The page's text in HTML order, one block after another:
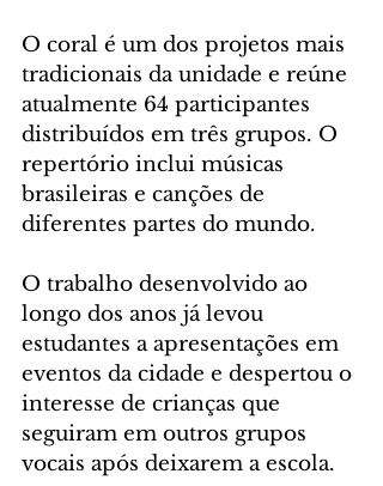
O coral é um dos projetos mais
tradicionais da unidade e reúne
atualmente 64 participantes
distribuídos em três grupos. O
repertório inclui músicas
brasileiras e canções de
diferentes partes do mundo.
O trabalho desenvolvido ao
longo dos anos já levou
estudantes a apresentações em
eventos da cidade e despertou o
interesse de crianças que
seguiram em outros grupos
vocais após deixarem a escola.